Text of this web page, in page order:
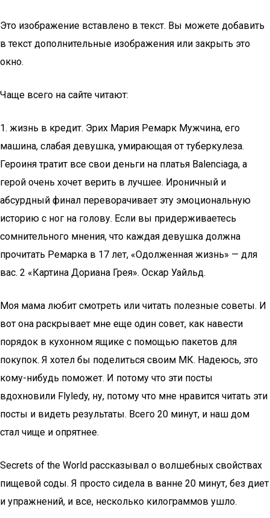
Это изображение вставлено в текст. Вы можете добавить
в текст дополнительные изображения или закрыть это
окно.
Чаще всего на сайте читают:
1. жизнь в кредит. Эрих Мария Ремарк Мужчина, его
машина, слабая девушка, умирающая от туберкулеза.
Героиня тратит все свои деньги на платья Balenciaga, а
герой очень хочет верить в лучшее. Ироничный и
абсурдный финал переворачивает эту эмоциональную
историю с ног на голову. Если вы придерживаетесь
сомнительного мнения, что каждая девушка должна
прочитать Ремарка в 17 лет, «Одолженная жизнь» — для
вас. 2 «Картина Дориана Грея». Оскар Уайльд.
Моя мама любит смотреть или читать полезные советы. И
вот она раскрывает мне еще один совет, как навести
порядок в кухонном ящике с помощью пакетов для
покупок. Я хотел бы поделиться своим МК. Надеюсь, это
кому-нибудь поможет. И потому что эти посты
вдохновили Flyledy, ну, потому что мне нравится читать эти
посты и видеть результаты. Всего 20 минут, и наш дом
стал чище и опрятнее.
Secrets of the World рассказывал о волшебных свойствах
пищевой соды. Я просто сидела в ванне 20 минут, без диет
и упражнений, и все, несколько килограммов ушло.